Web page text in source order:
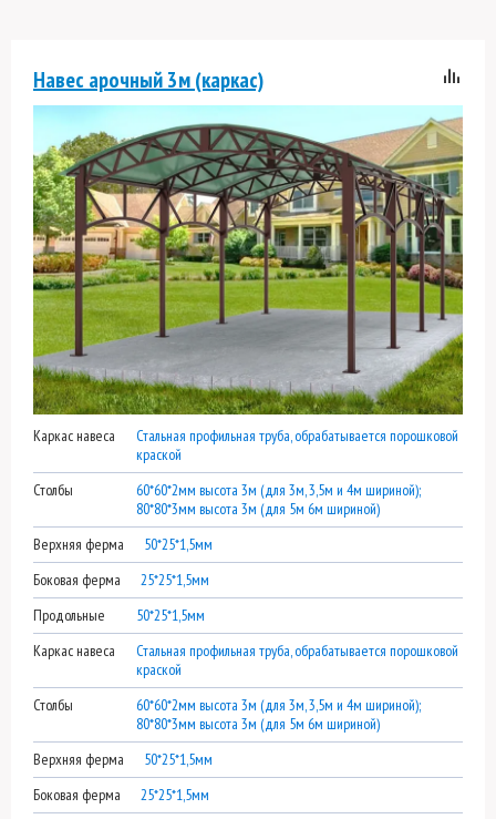
Навес арочный 3м (каркас)
Каркас навеса
Стальная профильная труба, обрабатывается порошковой
краской
Столбы
60*60*2мм высота 3м (для 3м, 3,5м и 4м шириной);
80*80*3мм высота 3м (для 5м 6м шириной)
Верхняя ферма
50*25*1,5мм
Боковая ферма
25*25*1,5мм
Продольные
50*25*1,5мм
Каркас навеса
Стальная профильная труба, обрабатывается порошковой
краской
Столбы
60*60*2мм высота 3м (для 3м, 3,5м и 4м шириной);
80*80*3мм высота 3м (для 5м 6м шириной)
Верхняя ферма
50*25*1,5мм
Боковая ферма
25*25*1,5мм